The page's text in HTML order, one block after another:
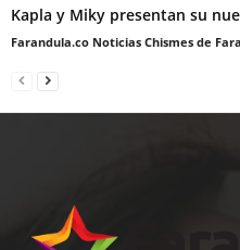
Kapla y Miky presentan su
Farandula.co Noticias Chismes de